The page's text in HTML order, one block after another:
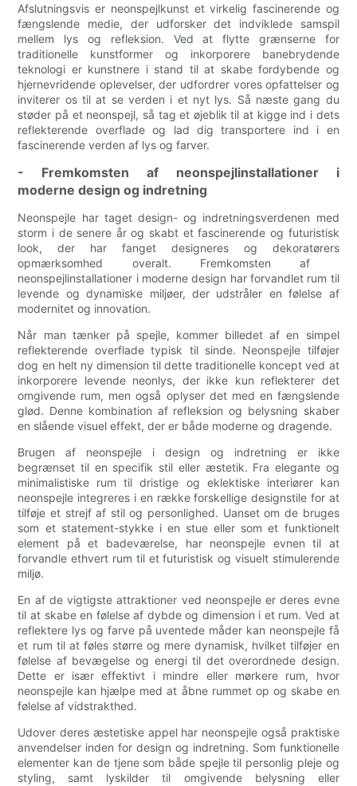
Afslutningsvis er neonspejlkunst et virkelig fascinerende og
fængslende medie, der udforsker det indviklede samspil
mellem lys og refleksion. Ved at flytte grænserne for
traditionelle kunstformer og inkorporere banebrydende
teknologi er kunstnere i stand til at skabe fordybende og
hjernevridende oplevelser, der udfordrer vores opfattelser og
inviterer os til at se verden i et nyt lys. Så næste gang du
støder på et neonspejl, så tag et øjeblik til at kigge ind i dets
reflekterende overflade og lad dig transportere ind i en
fascinerende verden af ​​lys og farver.
- Fremkomsten af ​​neonspejlinstallationer i
moderne design og indretning
Neonspejle har taget design- og indretningsverdenen med
storm i de senere år og skabt et fascinerende og futuristisk
look, der har fanget designeres og dekoratørers
opmærksomhed overalt. Fremkomsten af ​​
neonspejlinstallationer i moderne design har forvandlet rum til
levende og dynamiske miljøer, der udstråler en følelse af
modernitet og innovation.
Når man tænker på spejle, kommer billedet af en simpel
reflekterende overflade typisk til sinde. Neonspejle tilføjer
dog en helt ny dimension til dette traditionelle koncept ved at
inkorporere levende neonlys, der ikke kun reflekterer det
omgivende rum, men også oplyser det med en fængslende
glød. Denne kombination af refleksion og belysning skaber
en slående visuel effekt, der er både moderne og dragende.
Brugen af ​​neonspejle i design og indretning er ikke
begrænset til en specifik stil eller æstetik. Fra elegante og
minimalistiske rum til dristige og eklektiske interiører kan
neonspejle integreres i en række forskellige designstile for at
tilføje et strejf af stil og personlighed. Uanset om de bruges
som et statement-stykke i en stue eller som et funktionelt
element på et badeværelse, har neonspejle evnen til at
forvandle ethvert rum til et futuristisk og visuelt stimulerende
miljø.
En af de vigtigste attraktioner ved neonspejle er deres evne
til at skabe en følelse af dybde og dimension i et rum. Ved at
reflektere lys og farve på uventede måder kan neonspejle få
et rum til at føles større og mere dynamisk, hvilket tilføjer en
følelse af bevægelse og energi til det overordnede design.
Dette er især effektivt i mindre eller mørkere rum, hvor
neonspejle kan hjælpe med at åbne rummet op og skabe en
følelse af vidstrakthed.
Udover deres æstetiske appel har neonspejle også praktiske
anvendelser inden for design og indretning. Som funktionelle
elementer kan de tjene som både spejle til personlig pleje og
styling, samt lyskilder til omgivende belysning eller